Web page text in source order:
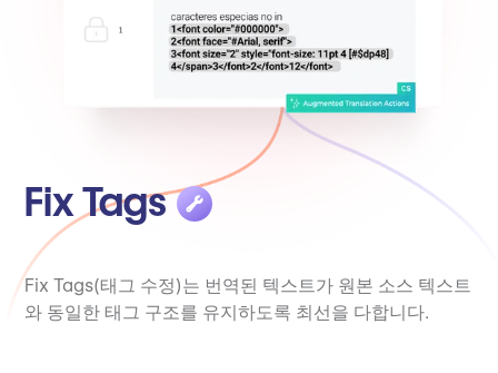
Fix Tags
Fix Tags(태그 수정)는 번역된 텍스트가 원본 소스 텍스트
와 동일한 태그 구조를 유지하도록 최선을 다합니다.